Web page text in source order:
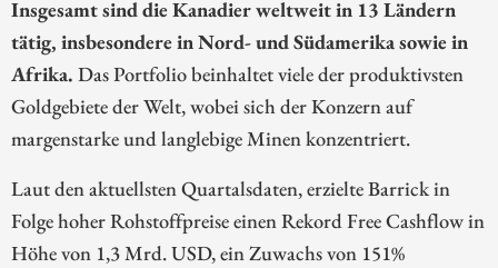
Insgesamt sind die Kanadier weltweit in 13 Ländern
tätig, insbesondere in Nord- und Südamerika sowie in
Afrika. Das Portfolio beinhaltet viele der produktivsten
Goldgebiete der Welt, wobei sich der Konzern auf
margenstarke und langlebige Minen konzentriert.
Laut den aktuellsten Quartalsdaten, erzielte Barrick in
Folge hoher Rohstoffpreise einen Rekord Free Cashflow in
Höhe von 1,3 Mrd. USD, ein Zuwachs von 151%